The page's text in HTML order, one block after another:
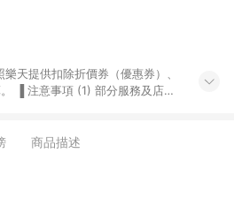
家
盛、樂天KOBO電子書，請詳閱
於24小時內結帳，才享有 LINE
商品描述